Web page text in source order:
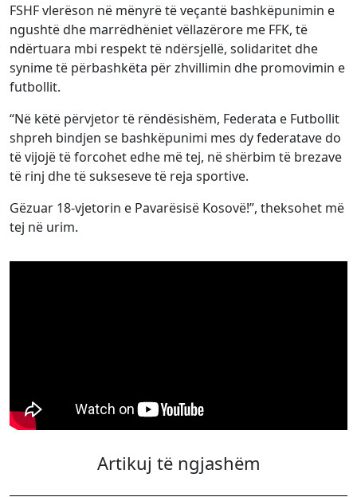
FSHF vlerëson në mënyrë të veçantë bashkëpunimin e
ngushtë dhe marrëdhëniet vëllazërore me FFK, të
ndërtuara mbi respekt të ndërsjellë, solidaritet dhe
synime të përbashkëta për zhvillimin dhe promovimin e
futbollit.
“Në këtë përvjetor të rëndësishëm, Federata e Futbollit
shpreh bindjen se bashkëpunimi mes dy federatave do
të vijojë të forcohet edhe më tej, në shërbim të brezave
të rinj dhe të sukseseve të reja sportive.
Gëzuar 18-vjetorin e Pavarësisë Kosovë!”, theksohet më
tej në urim.
Artikuj të ngjashëm